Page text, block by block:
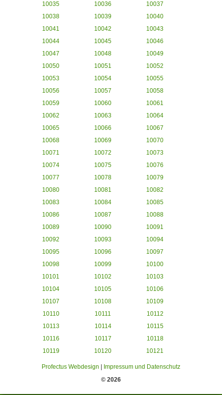
10035
10036
10037
10038
10039
10040
10041
10042
10043
10044
10045
10046
10047
10048
10049
10050
10051
10052
10053
10054
10055
10056
10057
10058
10059
10060
10061
10062
10063
10064
10065
10066
10067
10068
10069
10070
10071
10072
10073
10074
10075
10076
10077
10078
10079
10080
10081
10082
10083
10084
10085
10086
10087
10088
10089
10090
10091
10092
10093
10094
10095
10096
10097
10098
10099
10100
10101
10102
10103
10104
10105
10106
10107
10108
10109
10110
10111
10112
10113
10114
10115
10116
10117
10118
10119
10120 10121
Profectus Webdesign
Impressum und Datenschutz
© 2026